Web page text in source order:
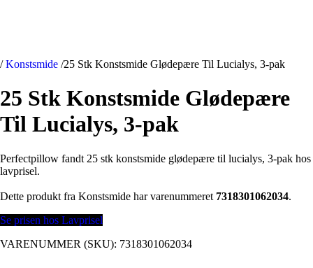
/ Konstsmide /25 Stk Konstsmide Glødepære Til Lucialys, 3-pak
25 Stk Konstsmide Glødepære
Til Lucialys, 3-pak
Perfectpillow fandt 25 stk konstsmide glødepære til lucialys, 3-pak hos
lavprisel.
Dette produkt fra Konstsmide har varenummeret 7318301062034.
Se prisen hos Lavprisel
VARENUMMER (SKU): 7318301062034